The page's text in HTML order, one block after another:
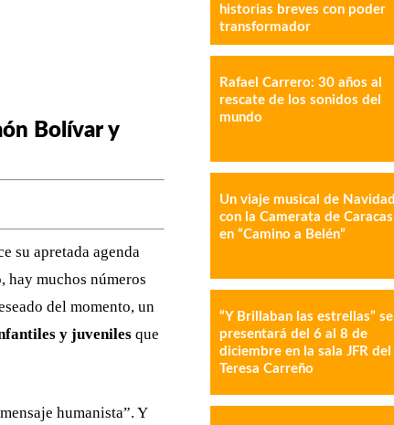
IMPRESIÓN COPY URL
Bolívar y
su apretada agenda
muchos números
del momento, un
y juveniles que
humanista”. Y
historias breves con poder
transformador
Rafael Carrero: 30 años al
rescate de los sonidos del
mundo
Un viaje musical de Navidad
con la Camerata de Caracas
en “Camino a Belén”
“Y Brillaban las estrellas” se
presentará del 6 al 8 de
diciembre en la sala JFR del
Teresa Carreño